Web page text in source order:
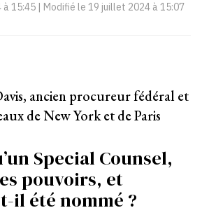
à 15:45 | Modifié le 19 juillet 2024 à 15:07
ancien procureur fédéral et
de New York et de Paris
Special Counsel,
pouvoirs, et
il été nommé ?